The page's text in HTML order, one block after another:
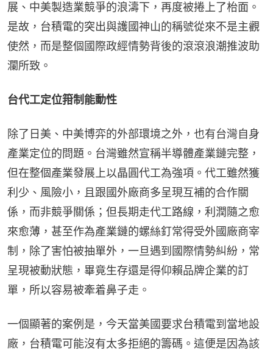
展、中美製造業競爭的浪濤下，再度被捲上了枱面。
是故，台積電的突出與護國神山的稱號從來不是主觀
使然，而是整個國際政經情勢背後的滾滾浪潮推波助
瀾所致。
台代工定位箝制能動性
除了日美、中美博弈的外部環境之外，也有台灣自身
產業定位的問題。台灣雖然宣稱半導體產業鏈完整，
但在整個產業發展上以晶圓代工為強項。代工雖然獲
利少、風險小，且跟國外廠商多呈現互補的合作關
係，而非競爭關係；但長期走代工路線，利潤隨之愈
來愈薄，甚至作為產業鏈的螺絲釘常得受外國廠商宰
制，除了害怕被抽單外，一旦遇到國際情勢糾紛，常
呈現被動狀態，畢竟生存還是得仰賴品牌企業的訂
單，所以容易被牽着鼻子走。
一個顯著的案例是，今天當美國要求台積電到當地設
廠，台積電可能沒有太多拒絕的籌碼。這便是因為該